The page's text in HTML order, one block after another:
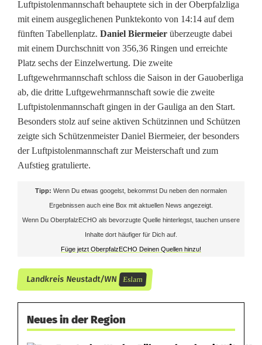
Luftpistolenmannschaft behauptete sich in der Oberpfalzliga
mit einem ausgeglichenen Punktekonto von 14:14 auf dem
fünften Tabellenplatz. Daniel Biermeier überzeugte dabei
mit einem Durchschnitt von 356,36 Ringen und erreichte
Platz sechs der Einzelwertung. Die zweite
Luftgewehrmannschaft schloss die Saison in der Gauoberliga
ab, die dritte Luftgewehrmannschaft sowie die zweite
Luftpistolenmannschaft gingen in der Gauliga an den Start.
Besonders stolz auf seine aktiven Schützinnen und Schützen
zeigte sich Schützenmeister Daniel Biermeier, der besonders
der Luftpistolenmannschaft zur Meisterschaft und zum
Aufstieg gratulierte.
Tipp: Wenn Du etwas googelst, bekommst Du neben den normalen
Ergebnissen auch eine Box mit aktuellen News angezeigt.
Wenn Du OberpfalzECHO als bevorzugte Quelle hinterlegst, tauchen unsere
Inhalte dort häufiger für Dich auf.
Füge jetzt OberpfalzECHO Deinen Quellen hinzu!
Landkreis Neustadt/WN Eslarn
Neues in der Region